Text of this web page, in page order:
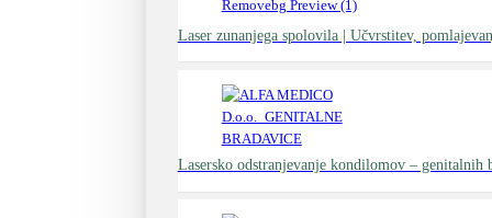
Laser zunanjega spolovila | Učvrstitev,
Lasersko odstranjevanje kondilomov – genitalnih